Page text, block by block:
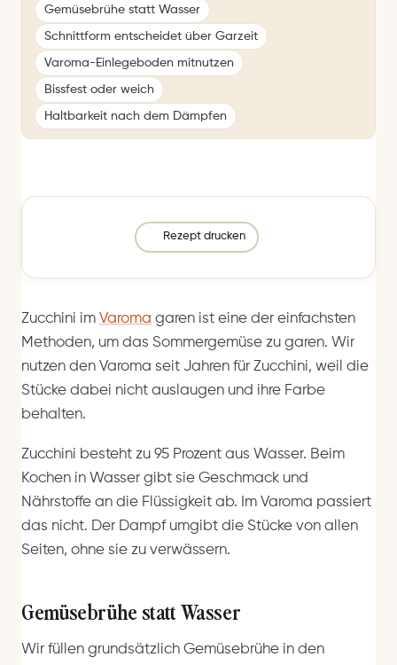
Gemüsebrühe statt Wasser
Schnittform entscheidet über Garzeit
Varoma-Einlegeboden mitnutzen
Bissfest oder weich
Haltbarkeit nach dem Dämpfen
Rezept drucken
Zucchini im Varoma garen ist eine der einfachsten
Methoden, um das Sommergemüse zu garen. Wir
nutzen den Varoma seit Jahren für Zucchini, weil die
Stücke dabei nicht auslaugen und ihre Farbe
behalten.
Zucchini besteht zu 95 Prozent aus Wasser. Beim
Kochen in Wasser gibt sie Geschmack und
Nährstoffe an die Flüssigkeit ab. Im Varoma passiert
das nicht. Der Dampf umgibt die Stücke von allen
Seiten, ohne sie zu verwässern.
Gemüsebrühe statt Wasser
Wir füllen grundsätzlich Gemüsebrühe in den